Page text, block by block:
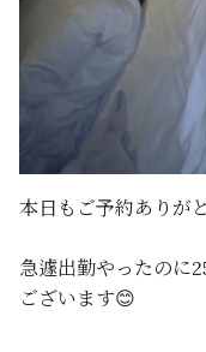
本日もご予約ありが
急遽出勤やったのに
ございます😊